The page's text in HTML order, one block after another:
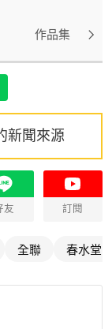
作品集
新聞來源
友 訂閱
全聯 春水堂